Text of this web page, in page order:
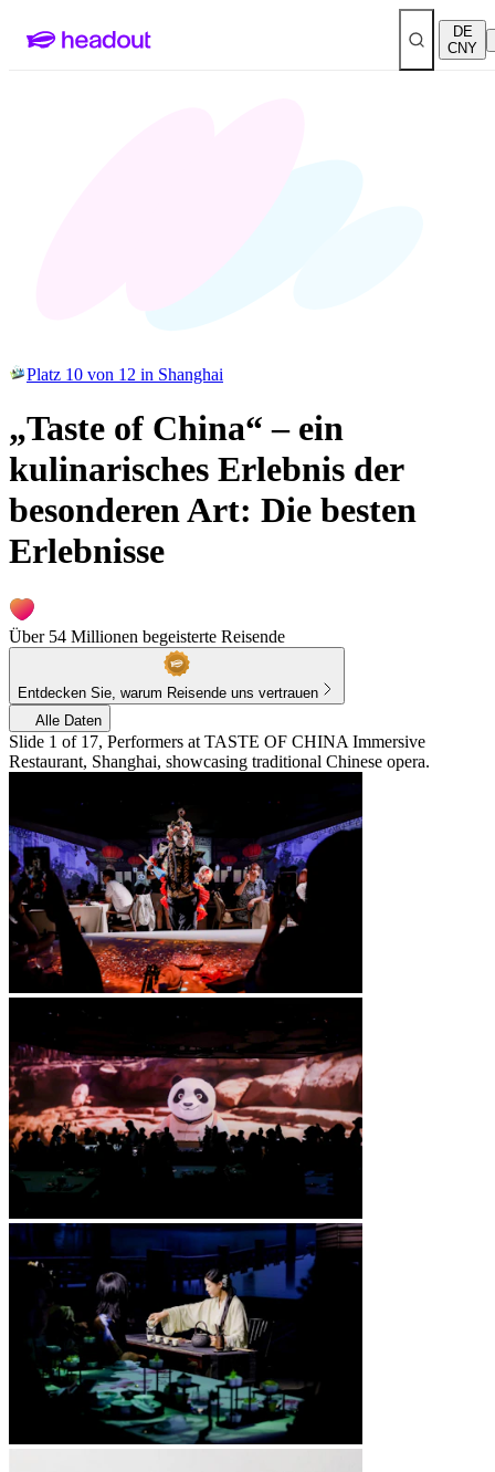
DE
CNY
Platz 10 von 12 in Shanghai
„Taste of China“ – ein
kulinarisches Erlebnis der
besonderen Art: Die besten
Erlebnisse
Über 54 Millionen begeisterte Reisende
Entdecken Sie, warum Reisende uns vertrauen
Alle Daten
Slide 1 of 17, Performers at TASTE OF CHINA Immersive
Restaurant, Shanghai, showcasing traditional Chinese opera.